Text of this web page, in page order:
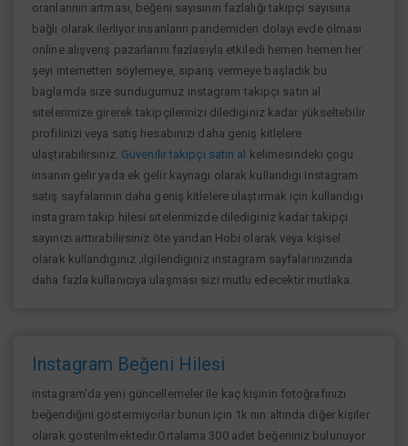
oranlarının artması, beğeni sayısının fazlalığı takipçi sayısına
bağlı olarak ilerliyor insanların pandemiden dolayı evde olması
online alışverış pazarlarını fazlasıyla etkiledi hemen hemen her
şeyi internetten söylemeye, sipariş vermeye başladık bu
baglamda size sundugumuz instagram takipçi satın al
sitelerimize girerek takipçilerinizi dilediginiz kadar yükseltebilir
profilinizi veya satış hesabınızı daha geniş kitlelere
ulaştırabilirsiniz. Güvenilir takipçi satın al
kelimesindeki çogu
insanın gelir yada ek gelir kaynagı olarak kullandıgı instagram
satış sayfalarının daha geniş kitlelere ulaştırmak için kullandıgı
instagram takip hilesi sitelerimizde dilediginiz kadar takipçi
sayınızı arttırabilirsiniz öte yandan Hobi olarak veya kişisel
olarak kullandıgınız ,ilgilendiginiz instagram sayfalarınızında
daha fazla kullanıcıya ulaşması sizi mutlu edecektir mutlaka.
Instagram Beğeni Hilesi
instagram'da yeni güncellemeler ile kaç kişinin fotoğrafınızı
beğendiğini göstermiyorlar bunun için 1k nın altında diğer kişiler
olarak gösterilmektedir.Ortalama 300 adet beğeniniz bulunuyor